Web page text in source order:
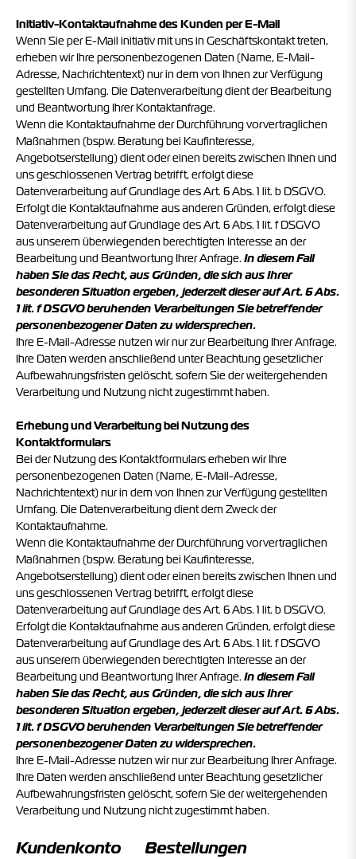
Initiativ-Kontaktaufnahme des Kunden per E-Mail
Wenn Sie per E-Mail initiativ mit uns in Geschäftskontakt treten,
erheben wir Ihre personenbezogenen Daten (Name, E-Mail-
Adresse, Nachrichtentext) nur in dem von Ihnen zur Verfügung
gestellten Umfang. Die Datenverarbeitung dient der Bearbeitung
und Beantwortung Ihrer Kontaktanfrage.
Wenn die Kontaktaufnahme der Durchführung vorvertraglichen
Maßnahmen (bspw. Beratung bei Kaufinteresse,
Angebotserstellung) dient oder einen bereits zwischen Ihnen und
uns geschlossenen Vertrag betrifft, erfolgt diese
Datenverarbeitung auf Grundlage des Art. 6 Abs. 1 lit. b DSGVO.
Erfolgt die Kontaktaufnahme aus anderen Gründen, erfolgt diese
Datenverarbeitung auf Grundlage des Art. 6 Abs. 1 lit. f DSGVO
aus unserem überwiegenden berechtigten Interesse an der
Bearbeitung und Beantwortung Ihrer Anfrage. In diesem Fall
haben Sie das Recht, aus Gründen, die sich aus Ihrer
besonderen Situation ergeben, jederzeit dieser auf Art. 6 Abs.
1 lit. f DSGVO beruhenden Verarbeitungen Sie betreffender
personenbezogener Daten zu widersprechen.
Ihre E-Mail-Adresse nutzen wir nur zur Bearbeitung Ihrer Anfrage.
Ihre Daten werden anschließend unter Beachtung gesetzlicher
Aufbewahrungsfristen gelöscht, sofern Sie der weitergehenden
Verarbeitung und Nutzung nicht zugestimmt haben.
Erhebung und Verarbeitung bei Nutzung des
Kontaktformulars
Bei der Nutzung des Kontaktformulars erheben wir Ihre
personenbezogenen Daten (Name, E-Mail-Adresse,
Nachrichtentext) nur in dem von Ihnen zur Verfügung gestellten
Umfang. Die Datenverarbeitung dient dem Zweck der
Kontaktaufnahme.
Wenn die Kontaktaufnahme der Durchführung vorvertraglichen
Maßnahmen (bspw. Beratung bei Kaufinteresse,
Angebotserstellung) dient oder einen bereits zwischen Ihnen und
uns geschlossenen Vertrag betrifft, erfolgt diese
Datenverarbeitung auf Grundlage des Art. 6 Abs. 1 lit. b DSGVO.
Erfolgt die Kontaktaufnahme aus anderen Gründen, erfolgt diese
Datenverarbeitung auf Grundlage des Art. 6 Abs. 1 lit. f DSGVO
aus unserem überwiegenden berechtigten Interesse an der
Bearbeitung und Beantwortung Ihrer Anfrage. In diesem Fall
haben Sie das Recht, aus Gründen, die sich aus Ihrer
besonderen Situation ergeben, jederzeit dieser auf Art. 6 Abs.
1 lit. f DSGVO beruhenden Verarbeitungen Sie betreffender
personenbezogener Daten zu widersprechen.
Ihre E-Mail-Adresse nutzen wir nur zur Bearbeitung Ihrer Anfrage.
Ihre Daten werden anschließend unter Beachtung gesetzlicher
Aufbewahrungsfristen gelöscht, sofern Sie der weitergehenden
Verarbeitung und Nutzung nicht zugestimmt haben.
Kundenkonto Bestellungen